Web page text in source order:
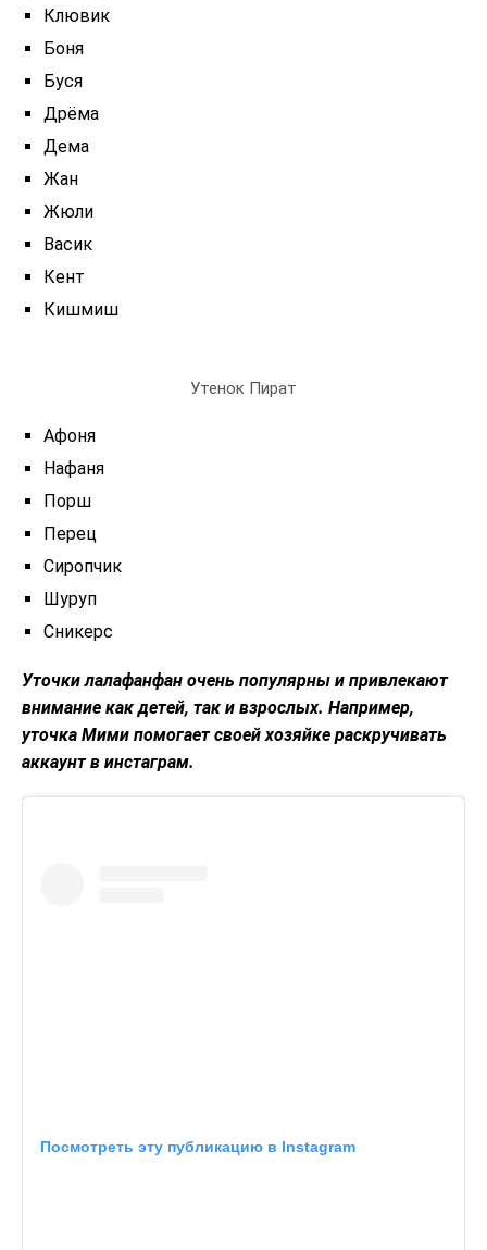
Клювик
Боня
Буся
Дрёма
Дема
Жан
Жюли
Васик
Кент
Кишмиш
Утенок Пират
Афоня
Нафаня
Порш
Перец
Сиропчик
Шуруп
Сникерс
Уточки лалафанфан очень популярны и привлекают
внимание как детей, так и взрослых. Например,
уточка Мими помогает своей хозяйке раскручивать
аккаунт в инстаграм.
Посмотреть эту публикацию в Instagram